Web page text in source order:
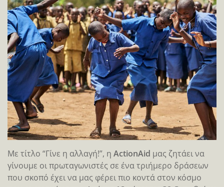
Με τίτλο “Γίνε η αλλαγή!”, η ActionAid μας ζητάει να
γίνουμε οι πρωταγωνιστές σε ένα τριήμερο δράσεων
που σκοπό έχει να μας φέρει πιο κοντά στον κόσμο